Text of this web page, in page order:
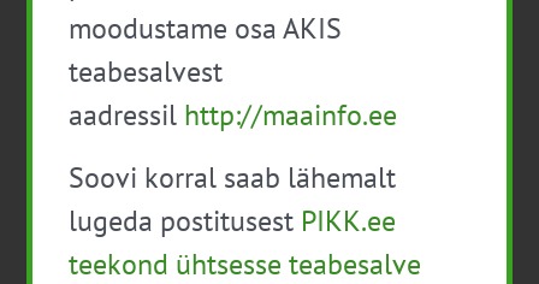
Kontakt: Hanna Tamsalu, hanna.tamsalu@metk.agri.ee,
5201078
Lisa kalendrisse
moodustame osa AKIS
teabesalvest
aadressil http://maainfo.ee
Soovi korral saab lähemalt
lugeda postitusest PIKK.ee
teekond ühtsesse teabesalve